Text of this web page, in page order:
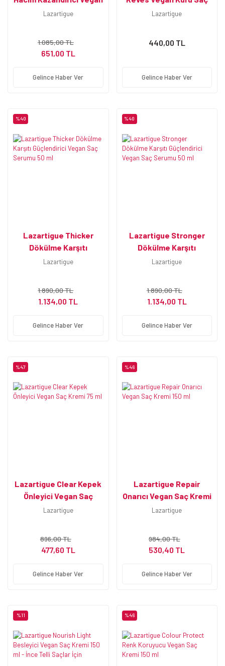
Saç Spreyi 100 ml
Lazartigue
1.085,00 TL
651,00 TL
Gelince Haber Ver
Bakım Yağı 50 ml
Lazartigue
440,00 TL
Gelince Haber Ver
%40
Lazartigue Thicker
Dökülme Karşıtı
Güçlendirici Vegan Saç
Lazartigue
1.890,00 TL
1.134,00 TL
Gelince Haber Ver
%40
Lazartigue Stronger
Dökülme Karşıtı
Güçlendirici Vegan Saç
Lazartigue
1.890,00 TL
1.134,00 TL
Gelince Haber Ver
%47
Lazartigue Clear Kepek
Önleyici Vegan Saç
Kremi 75 ml
Lazartigue
896,00 TL
477,60 TL
Gelince Haber Ver
%46
Lazartigue Repair
Onarıcı Vegan Saç Kremi
150 ml
Lazartigue
984,00 TL
530,40 TL
Gelince Haber Ver
%11 %46